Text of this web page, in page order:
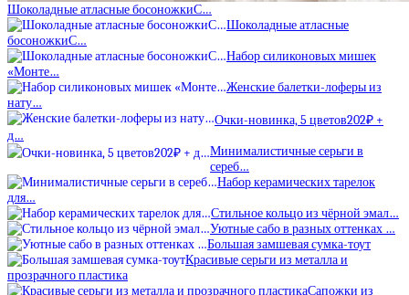
Шоколадные атласные босоножкиС…
Шоколадные атласные
босоножкиС…
Набор силиконовых мишек
«Монте…
Женские балетки-лоферы из
нату…
Очки-новинка, 5 цветов202₽ +
д…
Минималистичные серьги в
сереб…
Набор керамических тарелок
для…
Стильное кольцо из чёрной эмал…
Уютные сабо в разных оттенках …
Большая замшевая сумка-тоут
Красивые серьги из металла и
прозрачного пластика
Сапожки из